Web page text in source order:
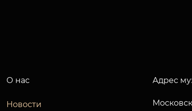
О нас
Новости
Адрес